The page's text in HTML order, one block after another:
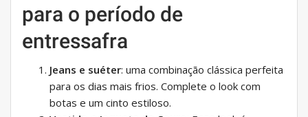
para o período de
entressafra
Jeans e suéter: uma combinação clássica perfeita
para os dias mais frios. Complete o look com
botas e um cinto estiloso.